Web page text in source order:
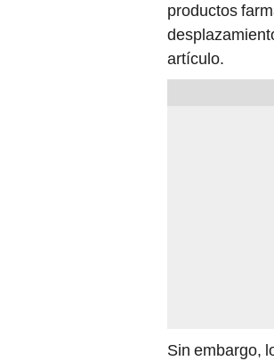
productos
artículo.
Sin embargo,